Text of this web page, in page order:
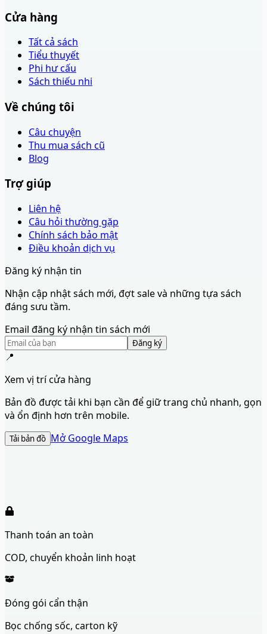
Cửa hàng
Tất cả sách
Tiểu thuyết
Phi hư cấu
Sách thiếu nhi
Về chúng tôi
Câu chuyện
Thu mua sách cũ
Blog
Trợ giúp
Liên hệ
Câu hỏi thường gặp
Chính sách bảo mật
Điều khoản dịch vụ
Đăng ký nhận tin
Nhận cập nhật sách mới, đợt sale và những tựa sách
đáng sưu tầm.
Email đăng ký nhận tin sách mới
Đăng ký
📍
Xem vị trí cửa hàng
Bản đồ được tải khi bạn cần để giữ trang chủ nhanh, gọn
và ổn định hơn trên mobile.
Tải bản đồ Mở Google Maps
Thanh toán an toàn
COD, chuyển khoản linh hoạt
Đóng gói cẩn thận
Bọc chống sốc, carton kỹ